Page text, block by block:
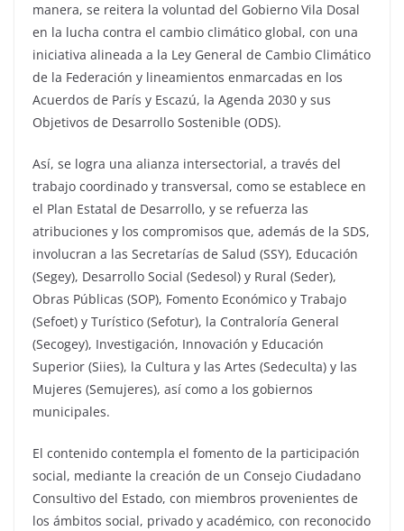
manera, se reitera la voluntad del Gobierno Vila Dosal
en la lucha contra el cambio climático global, con una
iniciativa alineada a la Ley General de Cambio Climático
de la Federación y lineamientos enmarcadas en los
Acuerdos de París y Escazú, la Agenda 2030 y sus
Objetivos de Desarrollo Sostenible (ODS).
Así, se logra una alianza intersectorial, a través del
trabajo coordinado y transversal, como se establece en
el Plan Estatal de Desarrollo, y se refuerza las
atribuciones y los compromisos que, además de la SDS,
involucran a las Secretarías de Salud (SSY), Educación
(Segey), Desarrollo Social (Sedesol) y Rural (Seder),
Obras Públicas (SOP), Fomento Económico y Trabajo
(Sefoet) y Turístico (Sefotur), la Contraloría General
(Secogey), Investigación, Innovación y Educación
Superior (Siies), la Cultura y las Artes (Sedeculta) y las
Mujeres (Semujeres), así como a los gobiernos
municipales.
El contenido contempla el fomento de la participación
social, mediante la creación de un Consejo Ciudadano
Consultivo del Estado, con miembros provenientes de
los ámbitos social, privado y académico, con reconocido